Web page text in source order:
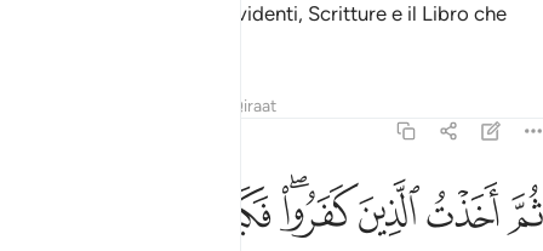
avevano recato le prove evidenti, Scritture e il Libro che
Qiraat
ثم اخذت الذين كفروا فكيف كان نكير ٢٦
ثُمَّ أَخَذْتُ ٱلَّذِينَ كَفَرُوا۟ ۖ فَكَيْفَ كَانَ نَكِيرِ ٢٦
ﲄﲅﲆ ﲇﲈﲉ